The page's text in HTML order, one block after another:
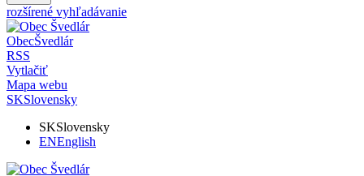
rozšírené vyhľadávanie
ObecŠvedlár
RSS
Vytlačiť
Mapa webu
SKSlovensky
SKSlovensky
ENEnglish